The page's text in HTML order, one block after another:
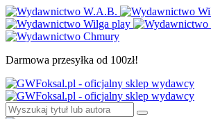
Darmowa przesyłka od 100zł!